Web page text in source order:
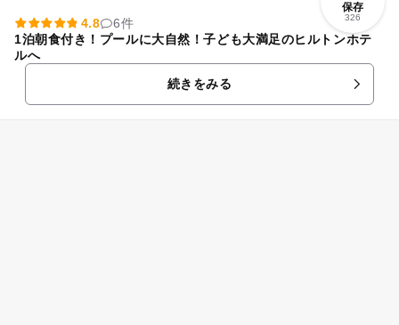
保存
326
4.8
6件
1泊朝食付き！プールに大自然！子ども大満足のヒルトンホテ
ルへ
続きをみる